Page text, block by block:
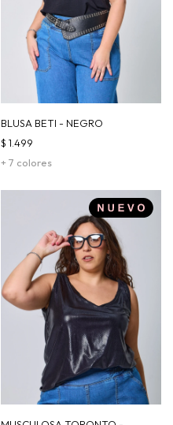
BLUSA BETI - NEGRO
+ 7 colores
$ 1.499